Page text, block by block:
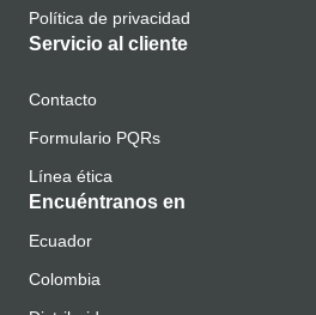
Política de privacidad
Servicio al cliente
Contacto
Formulario PQRs
Línea ética
Encuéntranos en
Ecuador
Colombia